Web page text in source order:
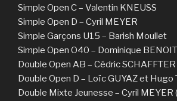
Simple Open C – Valentin KNEUSS
Simple Open D – Cyril MEYER
Simple Garçons U15 – Barish Moullet
Simple Open O40 – Dominique BENOIT
Double Open AB – Cédric
Double Open D – Loïc GUYAZ et Hugo
Double Mixte Jeunesse – Cyril MEYER